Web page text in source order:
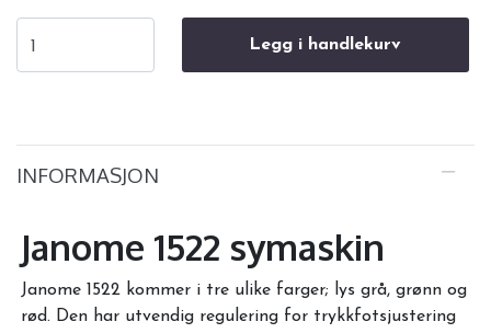
Legg i handlekurv
INFORMASJON
Janome 1522 symaskin
Janome 1522 kommer i tre ulike farger; lys grå, grønn og
rød. Den har utvendig regulering for trykkfotsjustering